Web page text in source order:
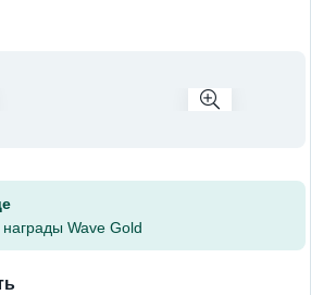
Wave Gold